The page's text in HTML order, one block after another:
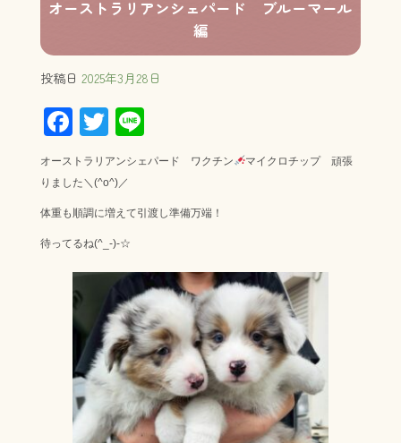
オーストラリアンシェパード ブルーマール
編
投稿日 2025年3月28日
F
ac
e
b
o
ok
T
wi
tt
er
Li
ne
オーストラリアンシェパード ワクチン
マイクロチップ 頑張
りました＼(^o^)／
体重も順調に増えて引渡し準備万端！
待ってるね(^_-)-☆